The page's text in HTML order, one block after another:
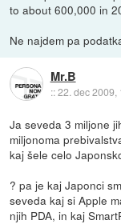
to about 600,000 in
Ne najdem pa
Mr.B
::22. dec 2009,
Ja seveda 3 miljone
miljonoma
kaj šele celo
? pa je kaj Japonci
seveda kaj si Apple
njih PDA, in kaj